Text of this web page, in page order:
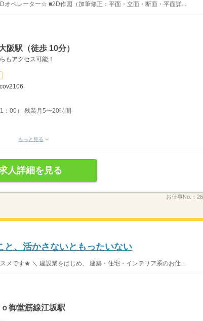
オペレーター☆ ■2D作図（加筆修正：平面・立面・断面・平面詳...
阪駅（徒歩 10分）
もアクセス可能！
：00） 残業月5〜20時間
もっと見る
人詳細を見る
お仕事No.：
、活かさないともったいない
メです★ ＼ 建設業をはじめ、 建築・住宅・インテリア系のお仕...
御堂筋線江坂駅